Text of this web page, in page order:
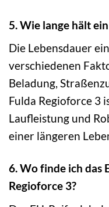
5. Wie lange hält
Die Lebensdauer
verschiedenen
Beladung,
Fulda Regioforce 3
Laufleistung und
einer längeren
6. Wo finde ich das
Regioforce 3?